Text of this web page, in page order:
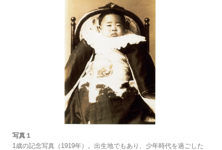
写真１
1歳の記念写真（1919年）。出生地でもあり、少年時代を過ごした